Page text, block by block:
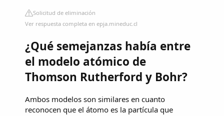
Solicitud de eliminación
Ver respuesta completa en epja.mineduc.cl
¿Qué semejanzas había entre
el modelo atómico de
Thomson Rutherford y Bohr?
Ambos modelos son similares en cuanto
reconocen que el átomo es la partícula que